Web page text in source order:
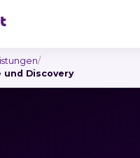
/
Discovery